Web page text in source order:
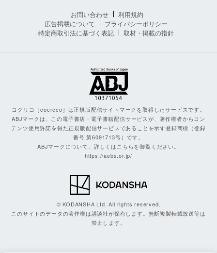
お問い合わせ
利用規約
広告掲載について
プライバシーポリシー
特定商取引法に基づく表記
取材・掲載の指針
コクリコ［cocreco］は正規版配信サイトマークを取得したサービスです。
ABJマークは、この電子書店・電子書籍配信サービスが、著作権者からコン
テンツ使用許諾を得た正規版配信サービスであることを示す登録商標（登録
番号 第6091713号）です。
ABJマークについて、詳しくはこちらを御覧ください。
https://aebs.or.jp/
© KODANSHA Ltd. All rights reserved.
このサイトのデータの著作権は講談社が保有します。無断複製転載放送等は
禁止します。